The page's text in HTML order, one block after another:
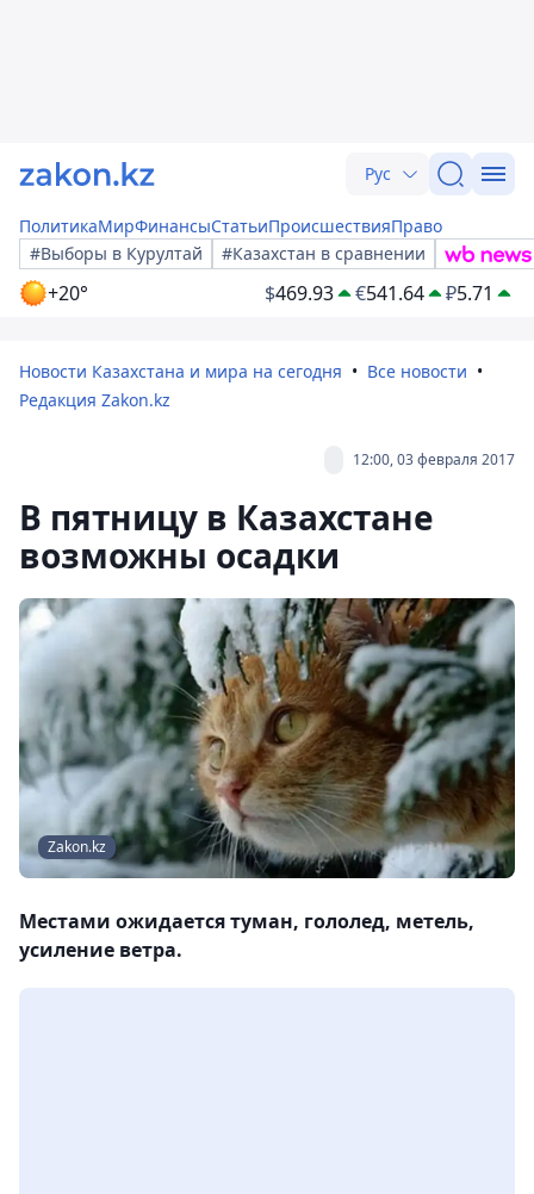
Рус
ПолитикаМирФинансыСтатьиПроисшествияПраво
#Выборы в Курултай
#Казахстан в сравнении
+20° $469.93 €541.64 ₽5.71
Новости Казахстана и мира на сегодня
Все новости
Редакция Zakon.kz
12:00, 03 февраля 2017
В пятницу в Казахстане
возможны осадки
Zakon.kz
Местами ожидается туман, гололед, метель,
усиление ветра.